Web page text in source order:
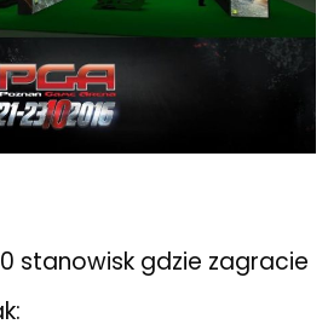
stanowisk gdzie zagracie